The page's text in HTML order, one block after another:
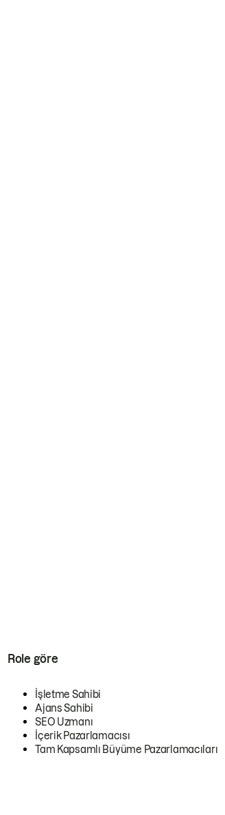
Role göre
İşletme Sahibi
Ajans Sahibi
SEO Uzmanı
İçerik Pazarlamacısı
Tam Kapsamlı Büyüme Pazarlamacıları